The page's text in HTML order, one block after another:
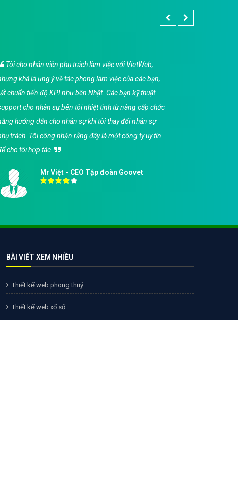
Tôi cho nhân viên phụ trách làm việc với VietWeb,
khá là ưng ý về tác phong làm việc của các bạn,
chuẩn tiến độ KPI như bên Nhật. Các bạn kỹ thuật
cho nhân sự bên tôi nhiệt tình từ nâng cấp chức
hướng dẫn cho nhân sự khi tôi thay đổi nhân sự
trách. Tôi công nhận rằng đây là một công ty uy tín
cho tôi hợp tác.
Mr Việt - CEO Tập đoàn Goovet
BÀI VIẾT XEM NHIỀU
Thiết kế web phong thuỷ
Thiết kế web xổ số